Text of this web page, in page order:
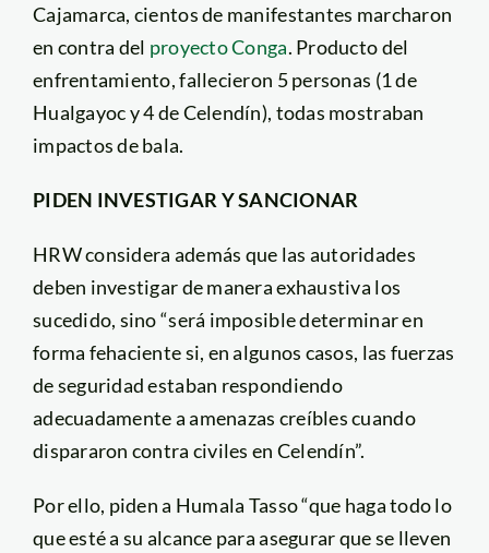
Cajamarca, cientos de manifestantes marcharon
en contra del proyecto Conga. Producto del
enfrentamiento, fallecieron 5 personas (1 de
Hualgayoc y 4 de Celendín), todas mostraban
impactos de bala.
PIDEN INVESTIGAR Y SANCIONAR
HRW considera además que las autoridades
deben investigar de manera exhaustiva los
sucedido, sino “será imposible determinar en
forma fehaciente si, en algunos casos, las fuerzas
de seguridad estaban respondiendo
adecuadamente a amenazas creíbles cuando
dispararon contra civiles en Celendín”.
Por ello, piden a Humala Tasso “que haga todo lo
que esté a su alcance para asegurar que se lleven